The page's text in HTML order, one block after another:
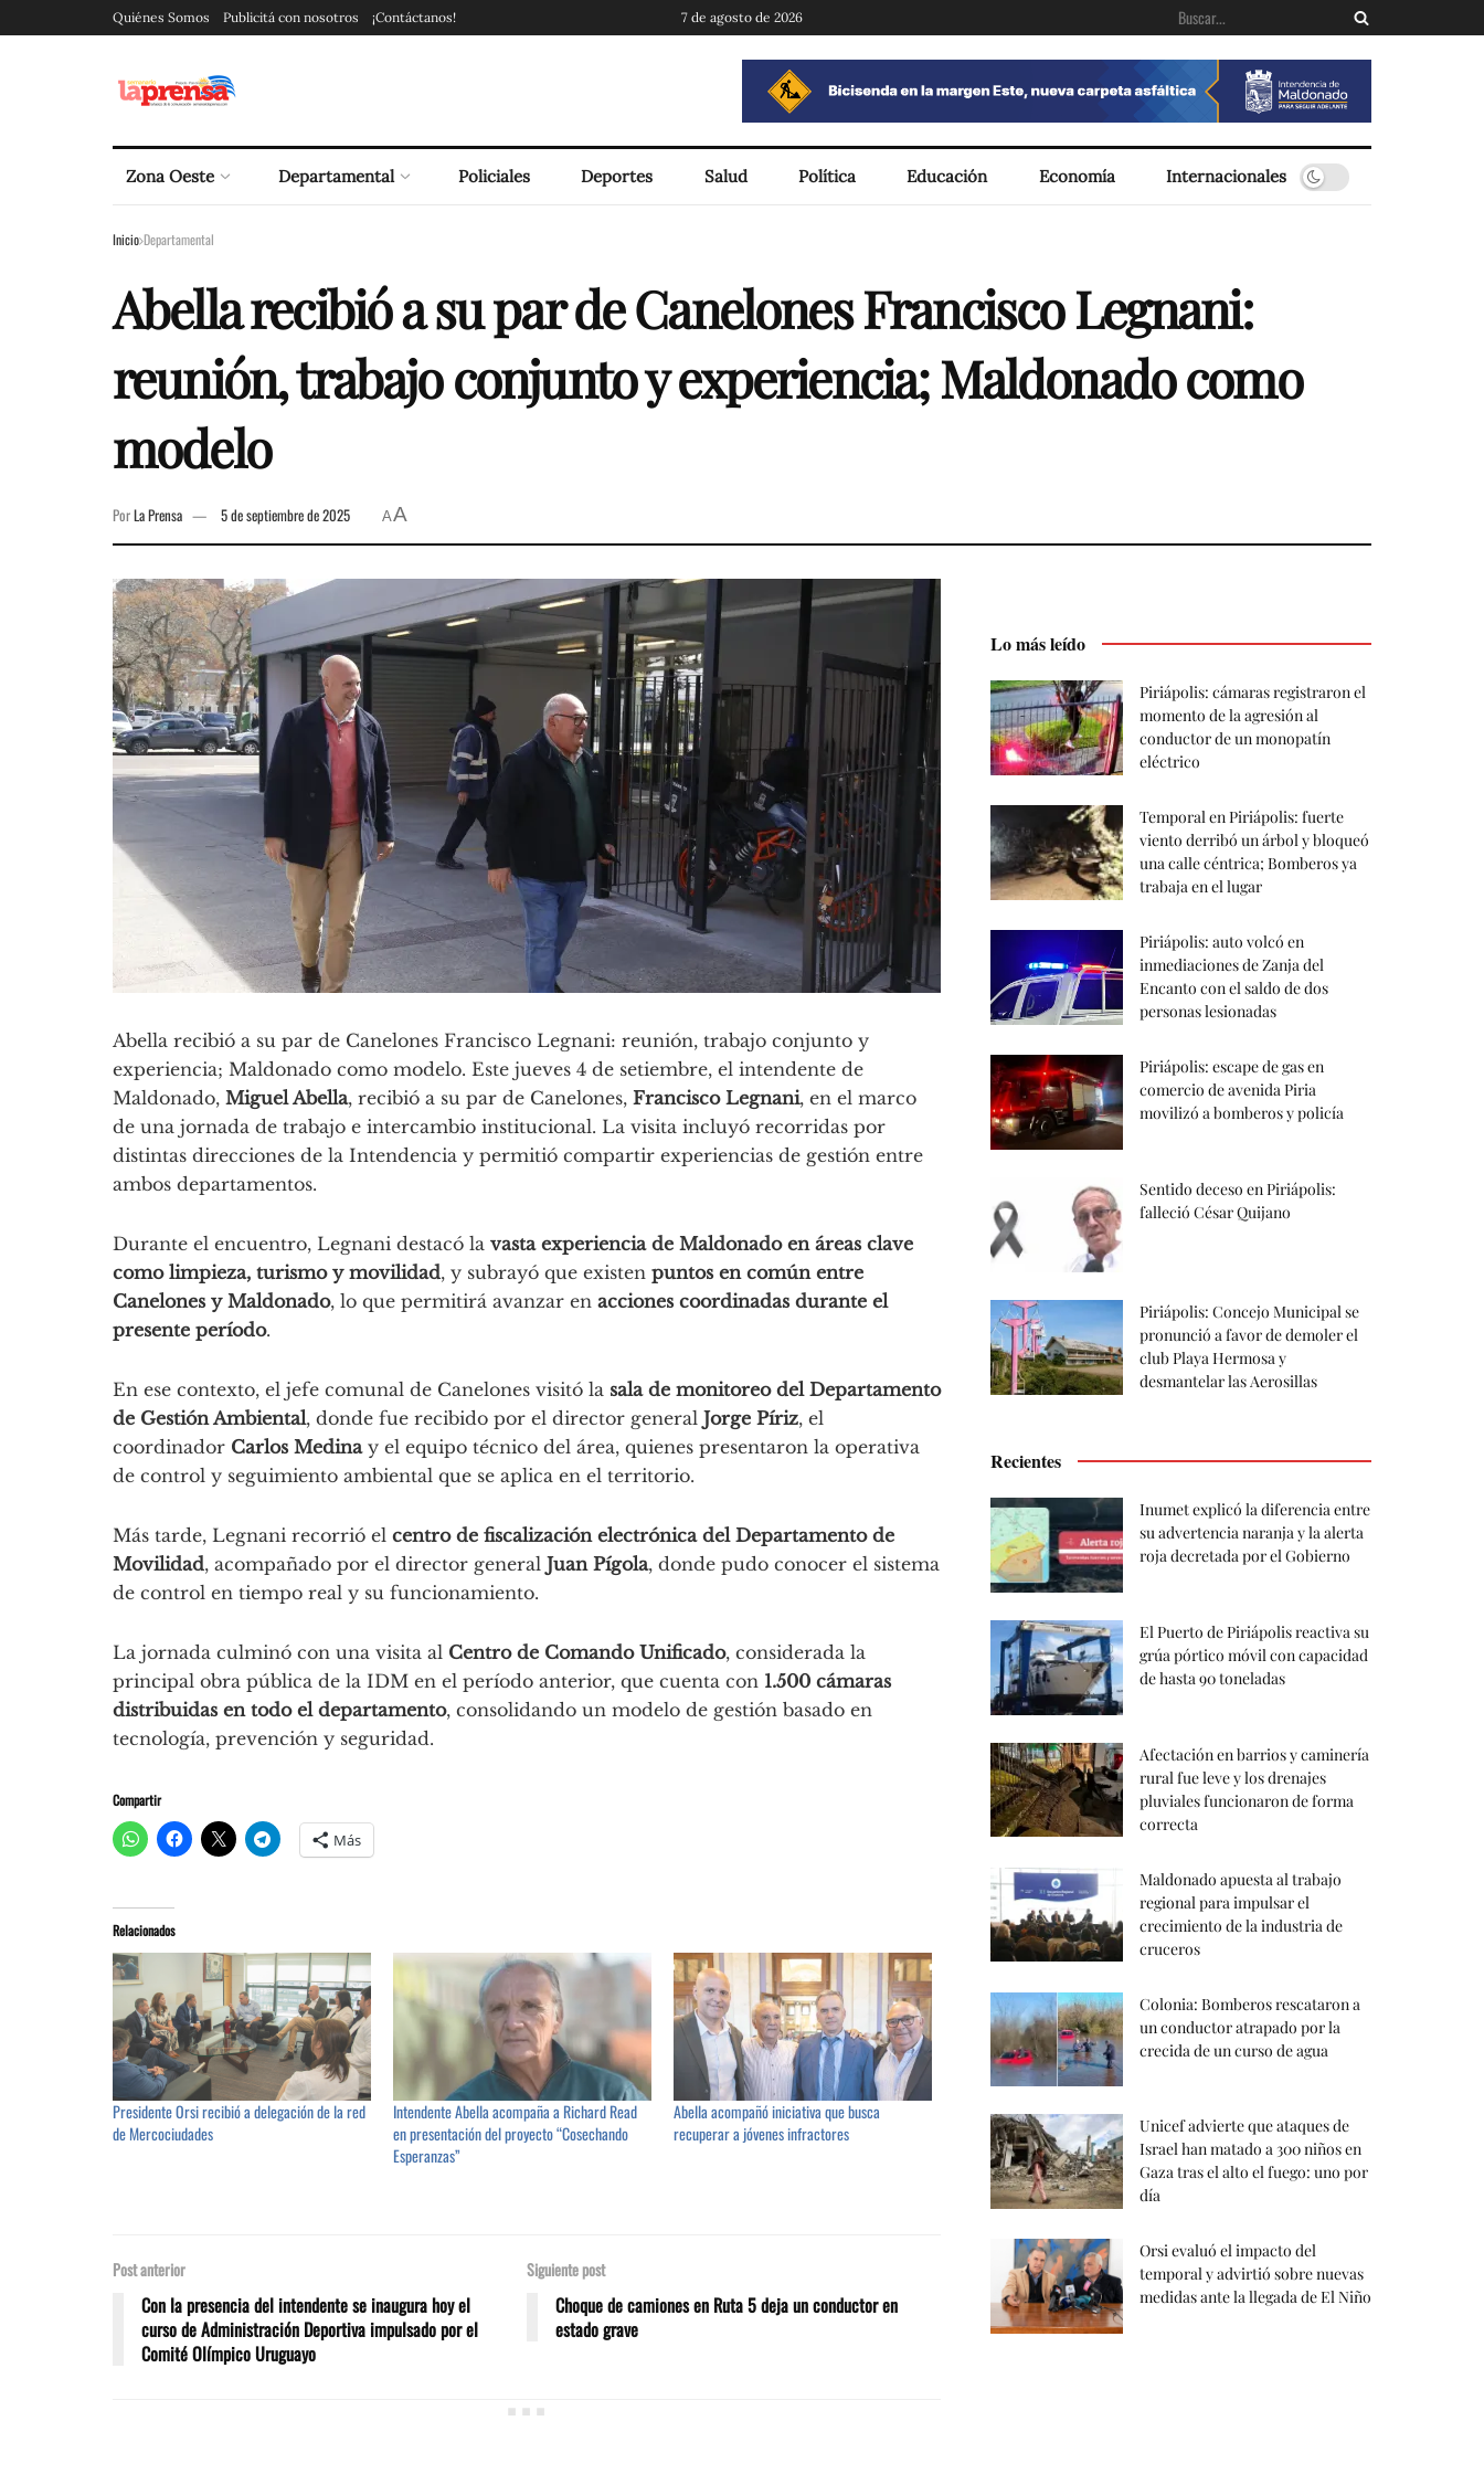
Quiénes Somos Publicitá con nosotros ¡Contáctanos! 7 de agosto de 2026
Zona Oeste Departamental Policiales Deportes Salud Política Educación Economía Internacionales
Inicio Departamental
Abella recibió a su par de Canelones Francisco Legnani:
reunión, trabajo conjunto y experiencia; Maldonado como
modelo
PorLa Prensa 5 de septiembre de 2025 AA
Abella recibió a su par de Canelones Francisco Legnani: reunión, trabajo conjunto y
experiencia; Maldonado como modelo. Este jueves 4 de setiembre, el intendente de
Maldonado, Miguel Abella, recibió a su par de Canelones, Francisco Legnani, en el marco
de una jornada de trabajo e intercambio institucional. La visita incluyó recorridas por
distintas direcciones de la Intendencia y permitió compartir experiencias de gestión entre
ambos departamentos.
Durante el encuentro, Legnani destacó la vasta experiencia de Maldonado en áreas clave
como limpieza, turismo y movilidad, y subrayó que existen puntos en común entre
Canelones y Maldonado, lo que permitirá avanzar en acciones coordinadas durante el
presente período.
En ese contexto, el jefe comunal de Canelones visitó la sala de monitoreo del Departamento
de Gestión Ambiental, donde fue recibido por el director general Jorge Píriz, el
coordinador Carlos Medinay el equipo técnico del área, quienes presentaron la operativa
de control y seguimiento ambiental que se aplica en el territorio.
Más tarde, Legnani recorrió el centro de fiscalización electrónica del Departamento de
Movilidad, acompañado por el director general Juan Pígola, donde pudo conocer el sistema
de control en tiempo real y su funcionamiento.
La jornada culminó con una visita al Centro de Comando Unificado, considerada la
principal obra pública de la IDM en el período anterior, que cuenta con 1.500 cámaras
distribuidas en todo el departamento, consolidando un modelo de gestión basado en
tecnología, prevención y seguridad.
Compartir
Más
Relacionados
Presidente Orsi recibió a delegación de la red
de Mercociudades
Intendente Abella acompaña a Richard Read
en presentación del proyecto “Cosechando
Esperanzas”
Abella acompañó iniciativa que busca
recuperar a jóvenes infractores
Post anterior
Con la presencia del intendente se inaugura hoy el
curso de Administración Deportiva impulsado por el
Comité Olímpico Uruguayo
Siguiente post
Choque de camiones en Ruta 5 deja un conductor en
estado grave
Lo más leído
Piriápolis: cámaras registraron el
momento de la agresión al
conductor de un monopatín
eléctrico
Temporal en Piriápolis: fuerte
viento derribó un árbol y bloqueó
una calle céntrica; Bomberos ya
trabaja en el lugar
Piriápolis: auto volcó en
inmediaciones de Zanja del
Encanto con el saldo de dos
personas lesionadas
Piriápolis: escape de gas en
comercio de avenida Piria
movilizó a bomberos y policía
Sentido deceso en Piriápolis:
falleció César Quijano
Piriápolis: Concejo Municipal se
pronunció a favor de demoler el
club Playa Hermosa y
desmantelar las Aerosillas
Recientes
Inumet explicó la diferencia entre
su advertencia naranja y la alerta
roja decretada por el Gobierno
El Puerto de Piriápolis reactiva su
grúa pórtico móvil con capacidad
de hasta 90 toneladas
Afectación en barrios y caminería
rural fue leve y los drenajes
pluviales funcionaron de forma
correcta
Maldonado apuesta al trabajo
regional para impulsar el
crecimiento de la industria de
cruceros
Colonia: Bomberos rescataron a
un conductor atrapado por la
crecida de un curso de agua
Unicef advierte que ataques de
Israel han matado a 300 niños en
Gaza tras el alto el fuego: uno por
día
Orsi evaluó el impacto del
temporal y advirtió sobre nuevas
medidas ante la llegada de El Niño